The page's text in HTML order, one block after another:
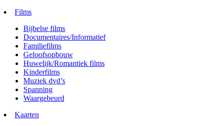
Films
Bijbelse films
Documentaires/Informatief
Familiefilms
Geloofsopbouw
Huwelijk/Romantiek films
Kinderfilms
Muziek dvd’s
Spanning
Waargebeurd
Kaarten